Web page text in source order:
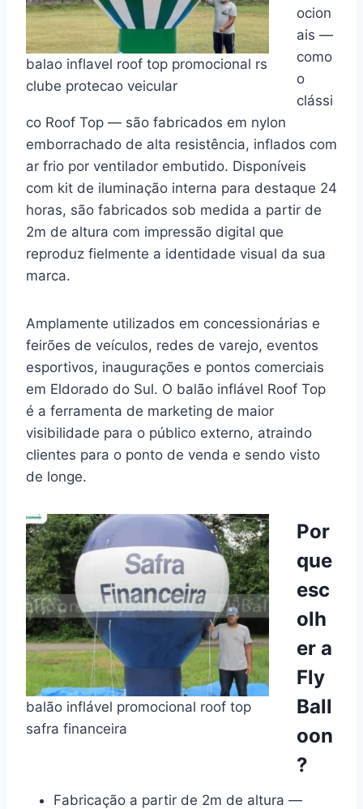
balao inflavel roof top promocional rs
clube protecao veicular
ocion
ais —
como
o
clássi
co Roof Top — são fabricados em nylon
emborrachado de alta resistência, inflados com
ar frio por ventilador embutido. Disponíveis
com kit de iluminação interna para destaque 24
horas, são fabricados sob medida a partir de
2m de altura com impressão digital que
reproduz fielmente a identidade visual da sua
marca.
Amplamente utilizados em concessionárias e
feirões de veículos, redes de varejo, eventos
esportivos, inaugurações e pontos comerciais
em Eldorado do Sul. O balão inflável Roof Top
é a ferramenta de marketing de maior
visibilidade para o público externo, atraindo
clientes para o ponto de venda e sendo visto
de longe.
balão inflável promocional roof top
safra financeira
Por
que
esc
olh
er a
Fly
Ball
oon
?
Fabricação a partir de 2m de altura —